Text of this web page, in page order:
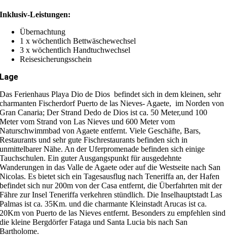
Inklusiv-Leistungen:
Übernachtung
1 x wöchentlich Bettwäschewechsel
3 x wöchentlich Handtuchwechsel
Reisesicherungsschein
Lage
Das Ferienhaus Playa Dio de Dios befindet sich in dem kleinen, sehr
charmanten Fischerdorf Puerto de las Nieves- Agaete, im Norden von
Gran Canaria; Der Strand Dedo de Dios ist ca. 50 Meter,und 100
Meter vom Strand von Las Nieves und 600 Meter vom
Naturschwimmbad von Agaete entfernt. Viele Geschäfte, Bars,
Restaurants und sehr gute Fischrestaurants befinden sich in
unmittelbarer Nähe. An der Uferpromenade befinden sich einige
Tauchschulen. Ein guter Ausgangspunkt für ausgedehnte
Wanderungen in das Valle de Agaete oder auf die Westseite nach San
Nicolas. Es bietet sich ein Tagesausflug nach Teneriffa an, der Hafen
befindet sich nur 200m von der Casa entfernt, die Überfahrten mit der
Fähre zur Insel Teneriffa verkehren stündlich. Die Inselhauptstadt Las
Palmas ist ca. 35Km. und die charmante Kleinstadt Arucas ist ca.
20Km von Puerto de las Nieves entfernt. Besonders zu empfehlen sind
die kleine Bergdörfer Fataga und Santa Lucia bis nach San
Bartholome.